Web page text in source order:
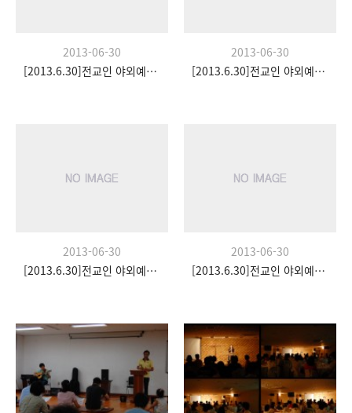
2013-06-30
[2013.6.30]전교인 야외예배- 팀수양관
2013-06-30
[2013.6.30]전교인 야외예배- 팀수양관
2013-06-30
[2013.6.30]전교인 야외예배- 팀수양관
2013-06-30
[2013.6.30]전교인 야외예배- 팀수양관